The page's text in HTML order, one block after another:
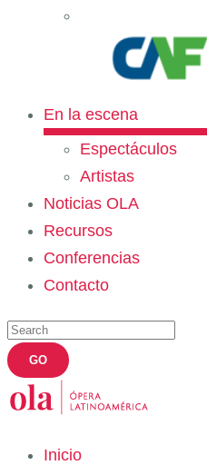
En la escena
Espectáculos
Artistas
Noticias OLA
Recursos
Conferencias
Contacto
Inicio